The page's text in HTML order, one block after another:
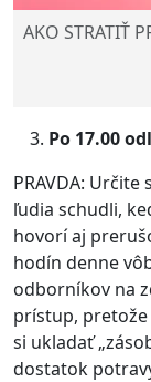
AKO STRATIŤ
Po 17.00
PRAVDA:
ľudia schudli,
hovorí aj
hodín denne
odborníkov na
prístup, pretože
si ukladať
dostatok